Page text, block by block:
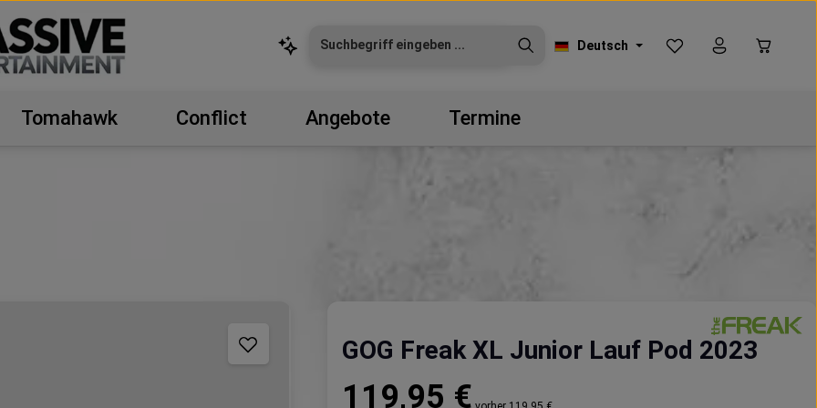
Deutsch
Du hast 0 Produkte
Tomahawk Conflict Angebote Termine
GOG Freak XL Junior Lauf Pod 2023
119,95 €